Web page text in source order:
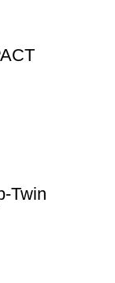
Twin